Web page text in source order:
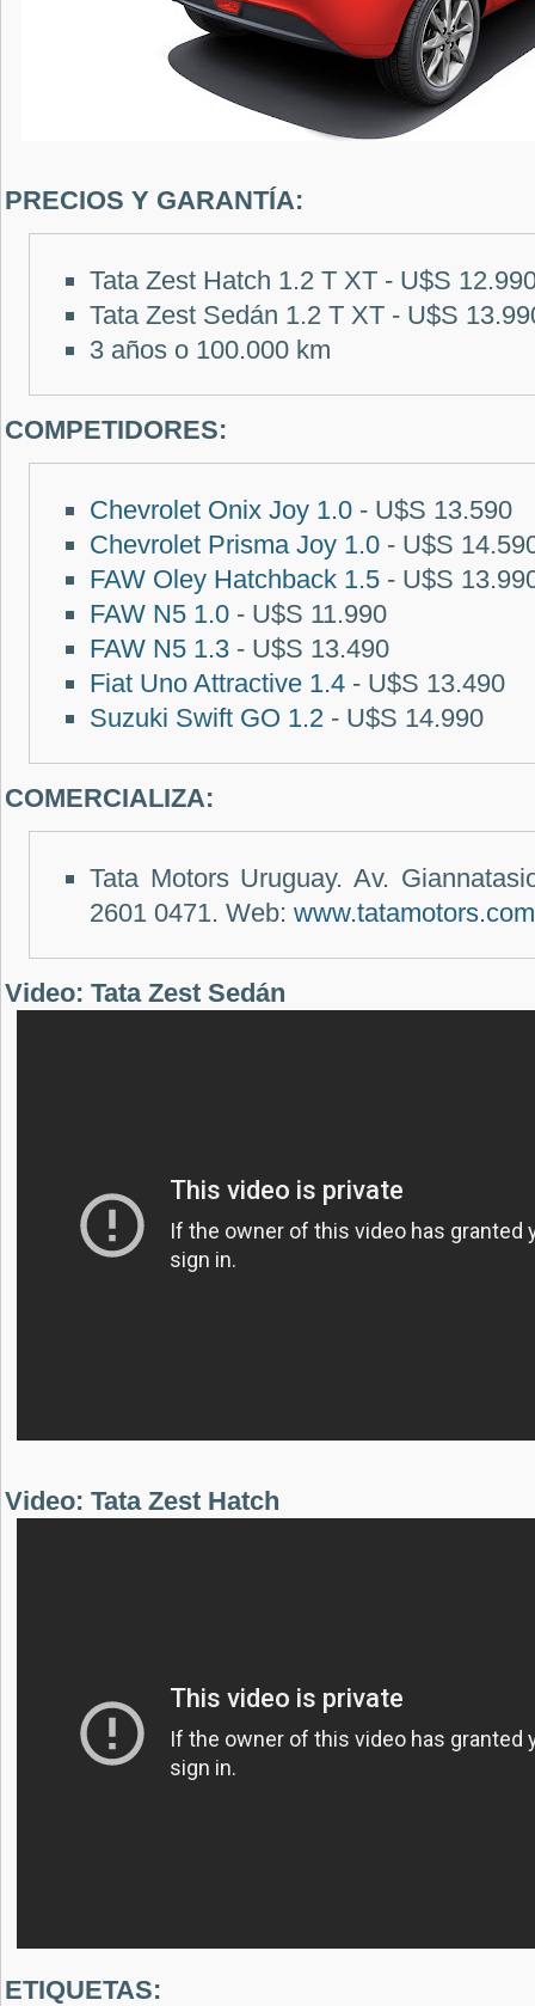
PRECIOS Y GARANTÍA:
Tata Zest Hatch 1.2 T XT - U$S
Tata Zest Sedán 1.2 T XT - U$S
3 años o 100.000 km
COMPETIDORES:
Chevrolet Onix Joy 1.0 - U$S 13.590
Chevrolet Prisma Joy 1.0 - U$S
FAW Oley Hatchback 1.5 - U$S
FAW N5 1.0 - U$S 11.990
FAW N5 1.3 - U$S 13.490
Fiat Uno Attractive 1.4 - U$S 13.490
Suzuki Swift GO 1.2 - U$S 14.990
COMERCIALIZA:
Tata Motors Uruguay. Av.
2601 0471. Web:
Video: Tata Zest Sedán
Video: Tata Zest Hatch
ETIQUETAS: